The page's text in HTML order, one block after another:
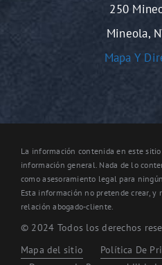
250
Mineola,
Mapa Y
La información contenida en este
información general. Nada de lo
como asesoramiento legal para
Esta información no pretende crear,
relación abogado-cliente.
© 2024 Todos los derechos
Mapa del sitio
Política De